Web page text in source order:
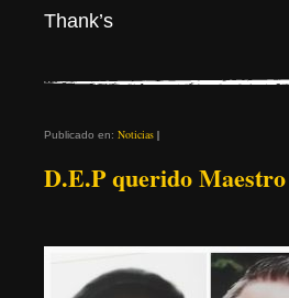
Thank’s
Publicado en: Noticias |
D.E.P querido Maestro